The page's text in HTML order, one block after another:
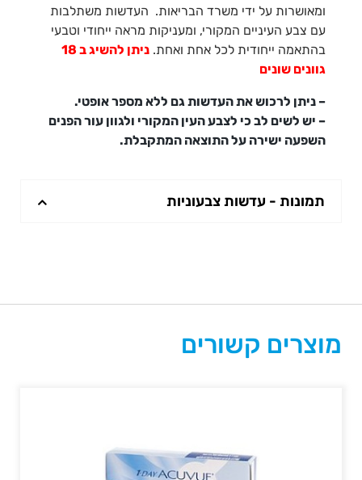
ומאושרות על ידי משרד הבריאות. העדשות משתלבות
עם צבע העיניים המקורי, ומעניקות מראה ייחודי וטבעי
בהתאמה ייחודית לכל אחת ואחת.
ניתן להשיג ב 18
גוונים שונים
– ניתן לרכוש את העדשות גם ללא מספר אופטי.
– יש לשים לב כי לצבע העין המקורי ולגוון עור הפנים
השפעה ישירה על התוצאה המתקבלת.
תמונות - עדשות צבעוניות
מוצרים קשורים